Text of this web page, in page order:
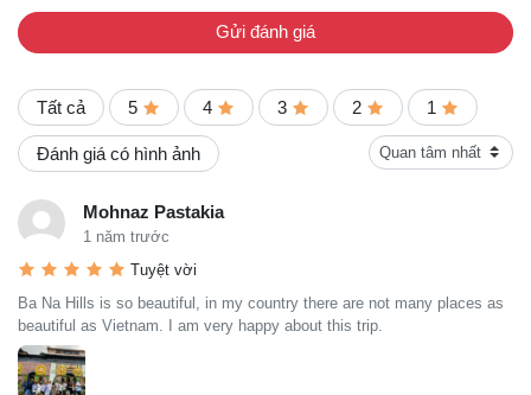
Gửi đánh giá
Tất cả 5 4 3 2 1
Đánh giá có hình ảnh
Mohnaz Pastakia
1 năm trước
Tuyệt vời
Ba Na Hills is so beautiful, in my country there are not many places as
beautiful as Vietnam. I am very happy about this trip.